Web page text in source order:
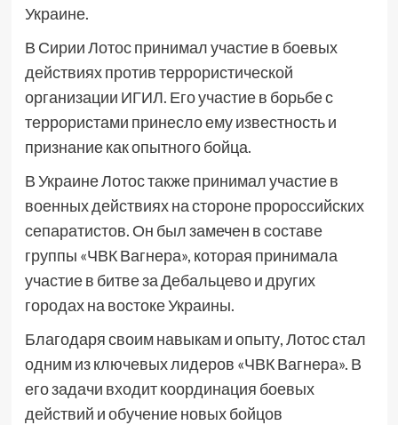
Украине.
В Сирии Лотос принимал участие в боевых
действиях против террористической
организации ИГИЛ. Его участие в борьбе с
террористами принесло ему известность и
признание как опытного бойца.
В Украине Лотос также принимал участие в
военных действиях на стороне пророссийских
сепаратистов. Он был замечен в составе
группы «ЧВК Вагнера», которая принимала
участие в битве за Дебальцево и других
городах на востоке Украины.
Благодаря своим навыкам и опыту, Лотос стал
одним из ключевых лидеров «ЧВК Вагнера». В
его задачи входит координация боевых
действий и обучение новых бойцов